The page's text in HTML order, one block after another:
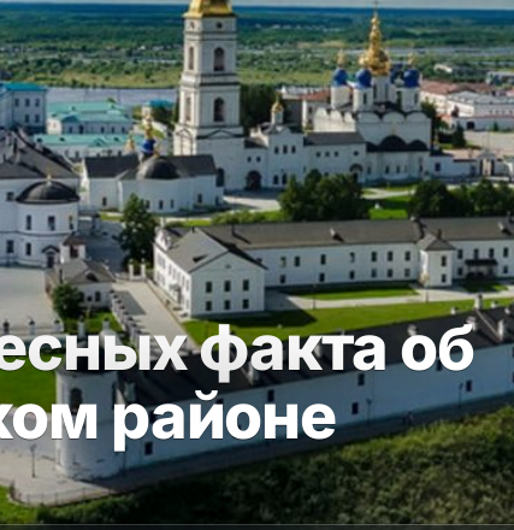
факта об
районе